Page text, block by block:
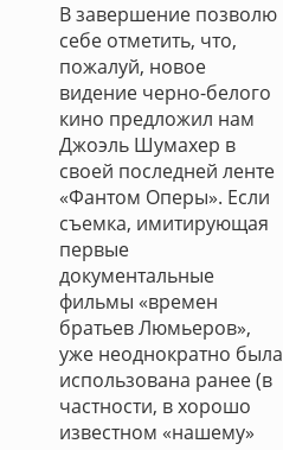
В завершение позволю
себе отметить, что,
пожалуй, новое
видение черно-белого
кино предложил нам
Джоэль Шумахер в
своей последней ленте
«Фантом Оперы». Если
съемка, имитирующая
первые
документальные
фильмы «времен
братьев Люмьеров»,
уже неоднократно была
использована ранее (в
частности, в хорошо
известном «нашему»